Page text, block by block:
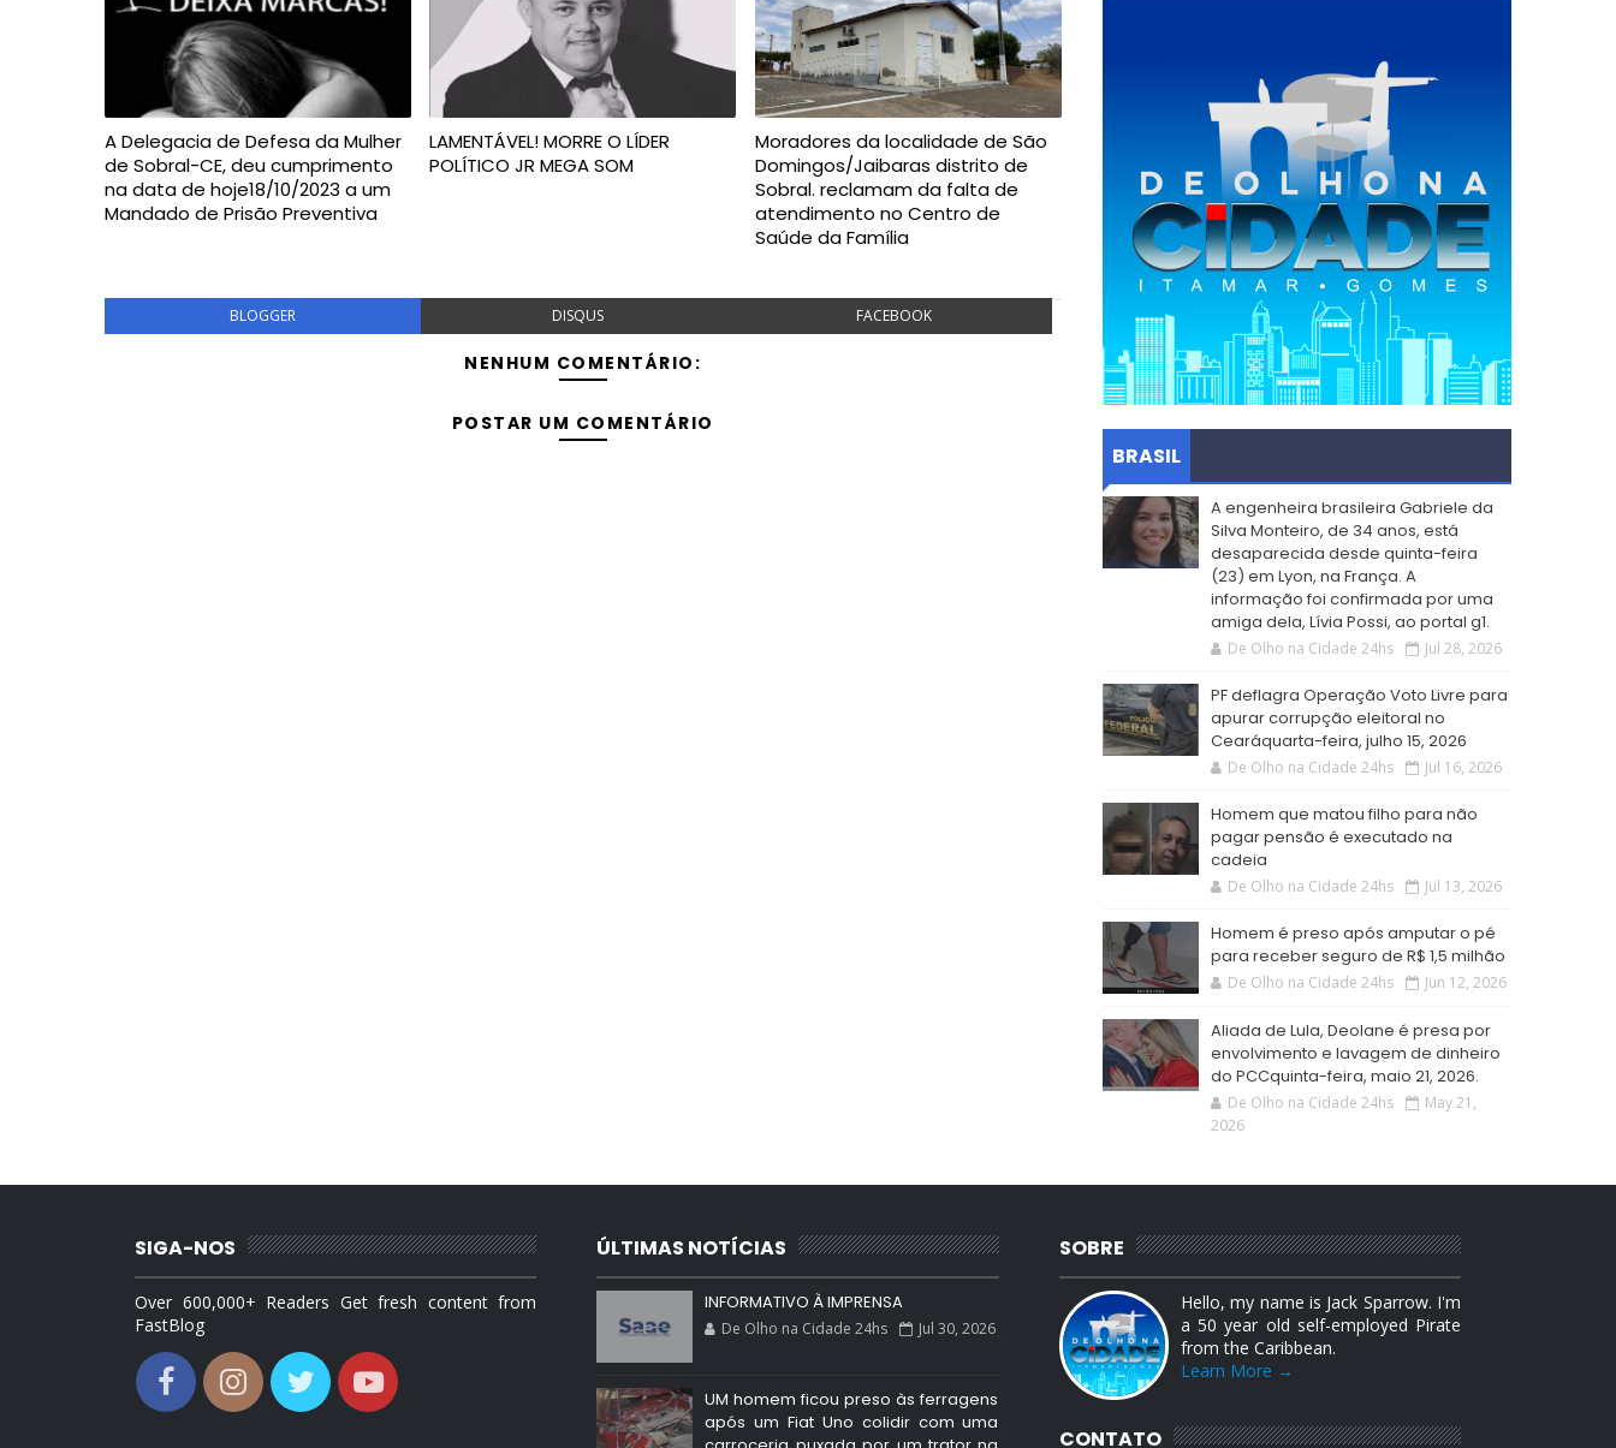
A Delegacia de Defesa da Mulher
de Sobral-CE, deu cumprimento
na data de hoje18/10/2023 a um
Mandado de Prisão Preventiva
LAMENTÁVEL! MORRE O LÍDER
POLÍTICO JR MEGA SOM
Moradores da localidade de São
Domingos/Jaibaras distrito de
Sobral. reclamam da falta de
atendimento no Centro de
Saúde da Família
BLOGGER DISQUS FACEBOOK
NENHUM COMENTÁRIO:
POSTAR UM COMENTÁRIO
BRASIL
A engenheira brasileira Gabriele da
Silva Monteiro, de 34 anos, está
desaparecida desde quinta-feira
(23) em Lyon, na França. A
informação foi confirmada por uma
amiga dela, Lívia Possi, ao portal g1.
De Olho na Cidade 24hs Jul 28, 2026
PF deflagra Operação Voto Livre para
apurar corrupção eleitoral no
Cearáquarta-feira, julho 15, 2026
De Olho na Cidade 24hs Jul 16, 2026
Homem que matou filho para não
pagar pensão é executado na
cadeia
De Olho na Cidade 24hs Jul 13, 2026
Homem é preso após amputar o pé
para receber seguro de R$ 1,5 milhão
De Olho na Cidade 24hs Jun 12, 2026
Aliada de Lula, Deolane é presa por
envolvimento e lavagem de dinheiro
do PCCquinta-feira, maio 21, 2026.
De Olho na Cidade 24hs
May 21,
2026
SIGA-NOS
Over 600,000+ Readers Get fresh content from
FastBlog
ÚLTIMAS NOTÍCIAS
INFORMATIVO À IMPRENSA
De Olho na Cidade 24hs Jul 30, 2026
UM homem ficou preso às ferragens
após um Fiat Uno colidir com uma
SOBRE
Hello, my name is Jack Sparrow. I'm
a 50 year old self-employed Pirate
from the Caribbean.
Learn More →
CONTATO